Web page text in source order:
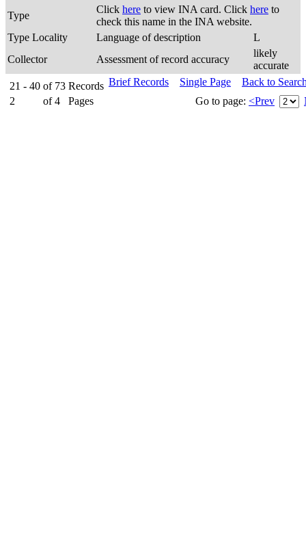
Type
Click here to view INA card. Click here to
check this name in the INA website.
Type Locality
Language of description
L
Collector
Assessment of record accuracy
likely
accurate
21 - 40 of 73 Records
2
of 4 Pages
Brief Records Single Page
Back to
Go to page: <Prev